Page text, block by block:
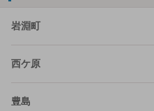
岩淵町
西ケ原
豊島